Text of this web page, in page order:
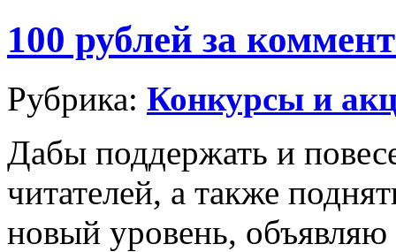
100 рублей за
Рубрика: Конкурсы и
Дабы поддержать и
читателей, а также
новый уровень,